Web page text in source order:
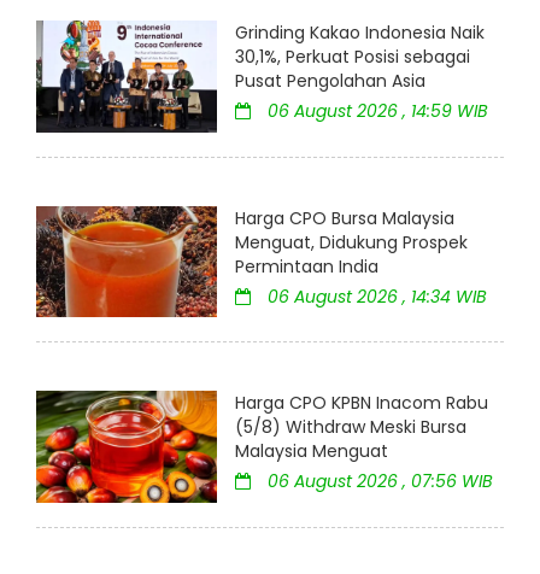
Grinding Kakao Indonesia Naik
30,1%, Perkuat Posisi sebagai
Pusat Pengolahan Asia
06 August 2026 , 14:59 WIB
Harga CPO Bursa Malaysia
Menguat, Didukung Prospek
Permintaan India
06 August 2026 , 14:34 WIB
Harga CPO KPBN Inacom Rabu
(5/8) Withdraw Meski Bursa
Malaysia Menguat
06 August 2026 , 07:56 WIB